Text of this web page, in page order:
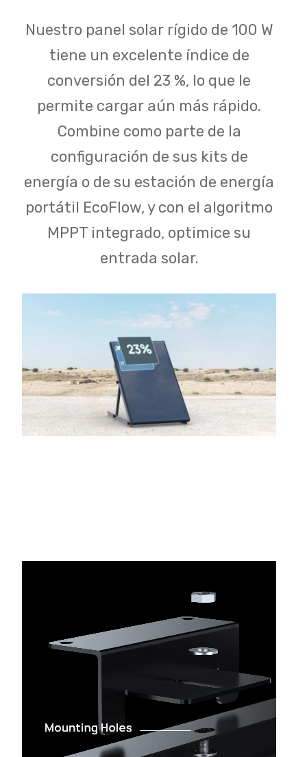
Nuestro panel solar rígido de 100 W
tiene un excelente índice de
conversión del 23 %, lo que le
permite cargar aún más rápido.
Combine como parte de la
configuración de sus kits de
energía o de su estación de energía
portátil EcoFlow, y con el algoritmo
MPPT integrado, optimice su
entrada solar.